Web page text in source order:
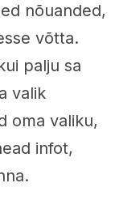
nõuanded,
võtta.
palju sa
valik
oma valiku,
infot,